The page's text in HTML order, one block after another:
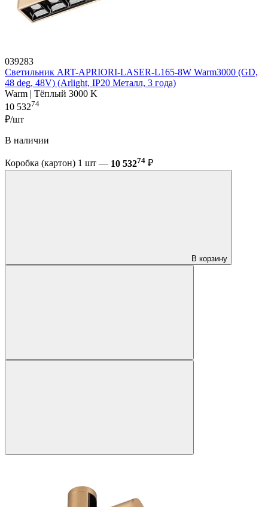
039283
Светильник ART-APRIORI-LASER-L165-8W Warm3000 (GD,
48 deg, 48V) (Arlight, IP20 Металл, 3 года)
Warm | Тёплый 3000 K
10 53274
₽/шт
В наличии
Коробка (картон) 1 шт — 10 53274 ₽
В корзину